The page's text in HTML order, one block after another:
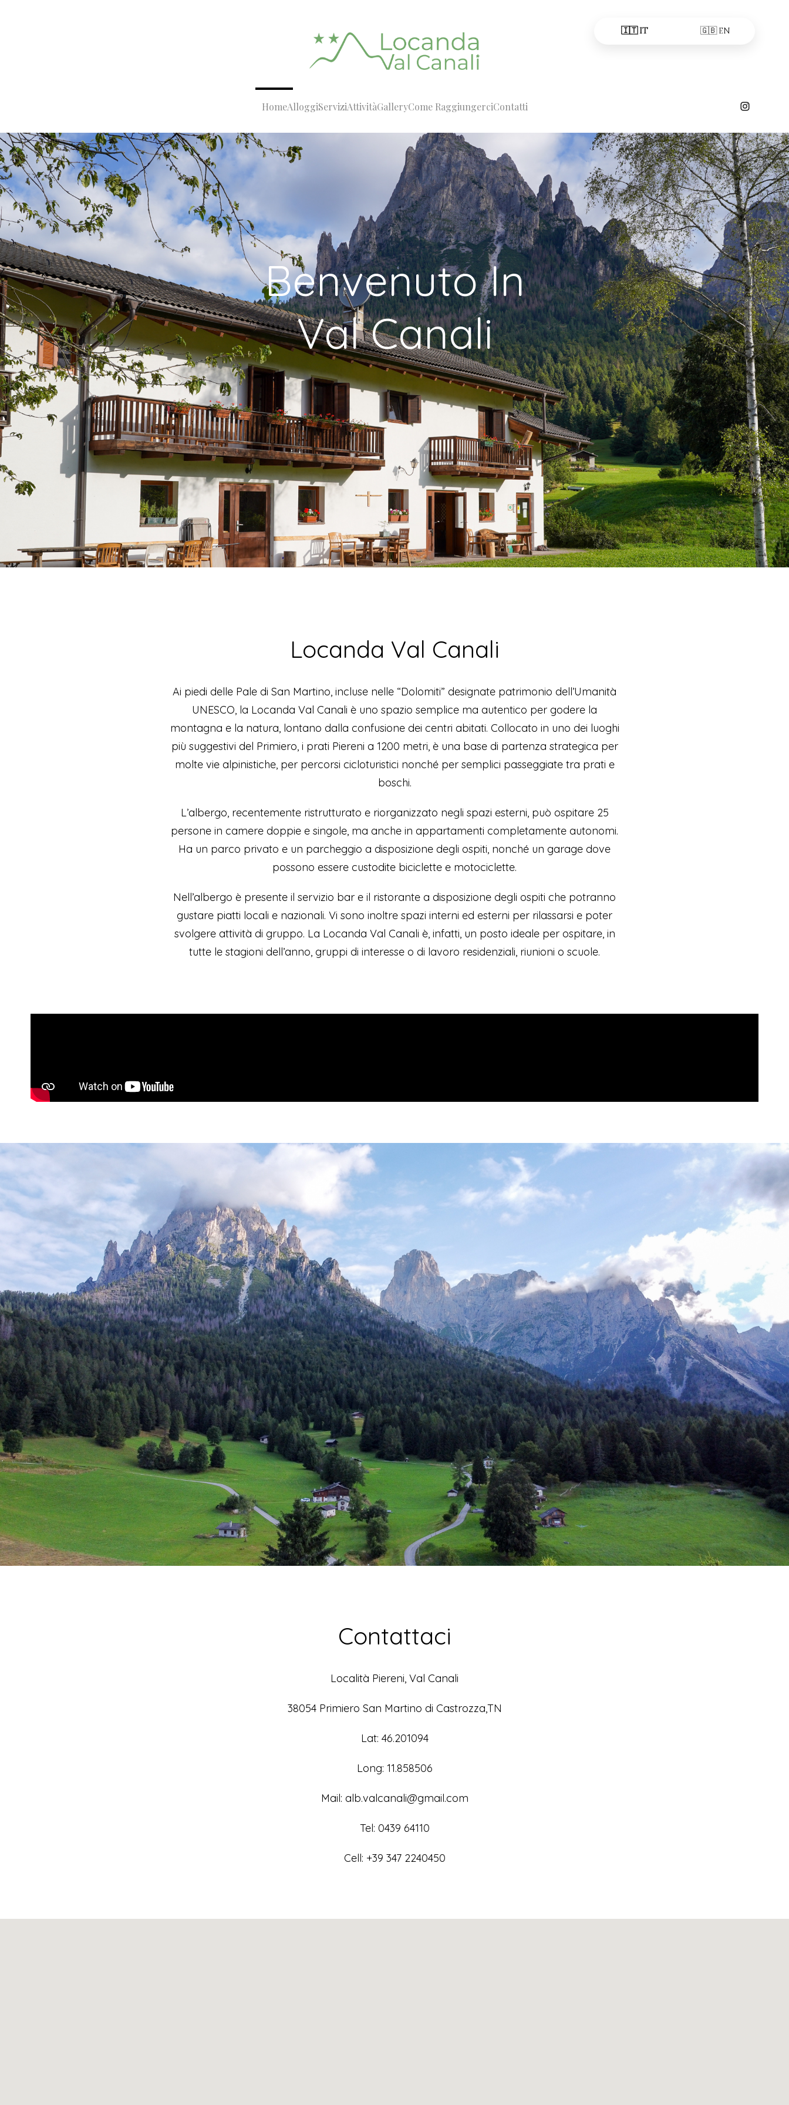
HomeAlloggiServiziAttivitàGalleryCome RaggiungerciContatti
🇮🇹 IT 🇬🇧 EN
Benvenuto In
Val Canali
Locanda Val Canali
Ai piedi delle Pale di San Martino, incluse nelle “Dolomiti” designate patrimonio dell’Umanità
UNESCO, la Locanda Val Canali è uno spazio semplice ma autentico per godere la
montagna e la natura, lontano dalla confusione dei centri abitati. Collocato in uno dei luoghi
più suggestivi del Primiero, i prati Piereni a 1200 metri, è una base di partenza strategica per
molte vie alpinistiche, per percorsi cicloturistici nonché per semplici passeggiate tra prati e
boschi.
L’albergo, recentemente ristrutturato e riorganizzato negli spazi esterni, può ospitare 25
persone in camere doppie e singole, ma anche in appartamenti completamente autonomi.
Ha un parco privato e un parcheggio a disposizione degli ospiti, nonché un garage dove
possono essere custodite biciclette e motociclette.
Nell’albergo è presente il servizio bar e il ristorante a disposizione degli ospiti che potranno
gustare piatti locali e nazionali. Vi sono inoltre spazi interni ed esterni per rilassarsi e poter
svolgere attività di gruppo. La Locanda Val Canali è, infatti, un posto ideale per ospitare, in
tutte le stagioni dell’anno, gruppi di interesse o di lavoro residenziali, riunioni o scuole.
Contattaci
Località Piereni, Val Canali
38054 Primiero San Martino di Castrozza,TN
Lat: 46.201094
Long: 11.858506
Mail: alb.valcanali@gmail.com
Tel: 0439 64110
Cell: +39 347 2240450